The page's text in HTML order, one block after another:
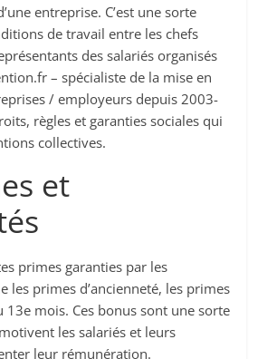
entreprise. C’est une sorte
de travail entre les chefs
des salariés organisés
– spécialiste de la mise en
/ employeurs depuis 2003-
règles et garanties sociales qui
collectives.
et
primes garanties par les
les primes d’ancienneté, les primes
13e mois. Ces bonus sont une sorte
les salariés et leurs
leur rémunération.